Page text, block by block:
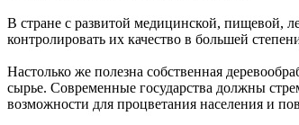
В стране с развитой медицинской, пищевой,
контролировать их качество в большей
Настолько же полезна собственная
сырье. Современные государства должны
возможности для процветания населения и